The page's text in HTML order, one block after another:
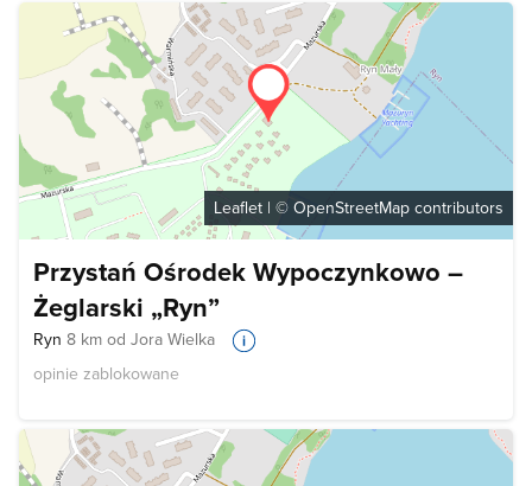
Leaflet | © OpenStreetMap contributors
Przystań Ośrodek Wypoczynkowo –
Żeglarski „Ryn”
Ryn 8 km od Jora Wielka
opinie zablokowane